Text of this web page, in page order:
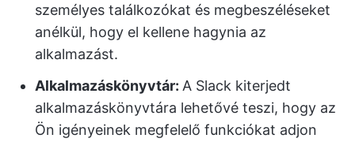
személyes találkozókat és megbeszéléseket
anélkül, hogy el kellene hagynia az
alkalmazást.
Alkalmazáskönyvtár: A Slack kiterjedt
alkalmazáskönyvtára lehetővé teszi, hogy az
Ön igényeinek megfelelő funkciókat adjon